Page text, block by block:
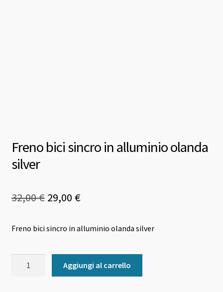
Freno bici sincro in alluminio olanda
silver
32,00€ Il
originale
era:
32,00 €.
29,00 €Il
attuale
è:
29,00 €.
Freno bici sincro in alluminio olanda silver
Aggiungi al carrello